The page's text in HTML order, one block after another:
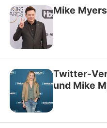
Mike
Twitter-
und Mike